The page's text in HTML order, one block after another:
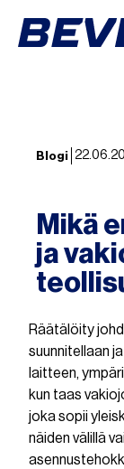
Siirry
suoraan
sisältöön
Toimitusketjusi
Blogi
Mikä
ja
Räätälöity
suunnitellaan
laitteen,
kun taas
joka sopii
näiden välillä